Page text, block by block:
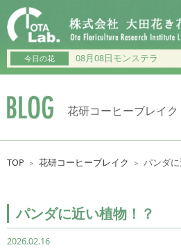
今日の花 08月08日モンステラ
花研コーヒーブレイク
TOP ＞ 花研コーヒーブレイク ＞ パンダ
パンダに近い植物！？
2026.02.16